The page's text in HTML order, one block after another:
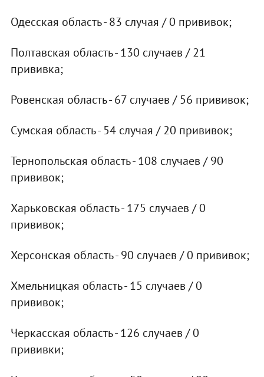
Одесская область - 83 случая / 0 прививок;
Полтавская область - 130 случаев / 21
прививка;
Ровенская область - 67 случаев / 56 прививок;
Сумская область - 54 случая / 20 прививок;
Тернопольская область - 108 случаев / 90
прививок;
Харьковская область - 175 случаев / 0
прививок;
Херсонская область - 90 случаев / 0 прививок;
Хмельницкая область - 15 случаев / 0
прививок;
Черкасская область - 126 случаев / 0
прививки;